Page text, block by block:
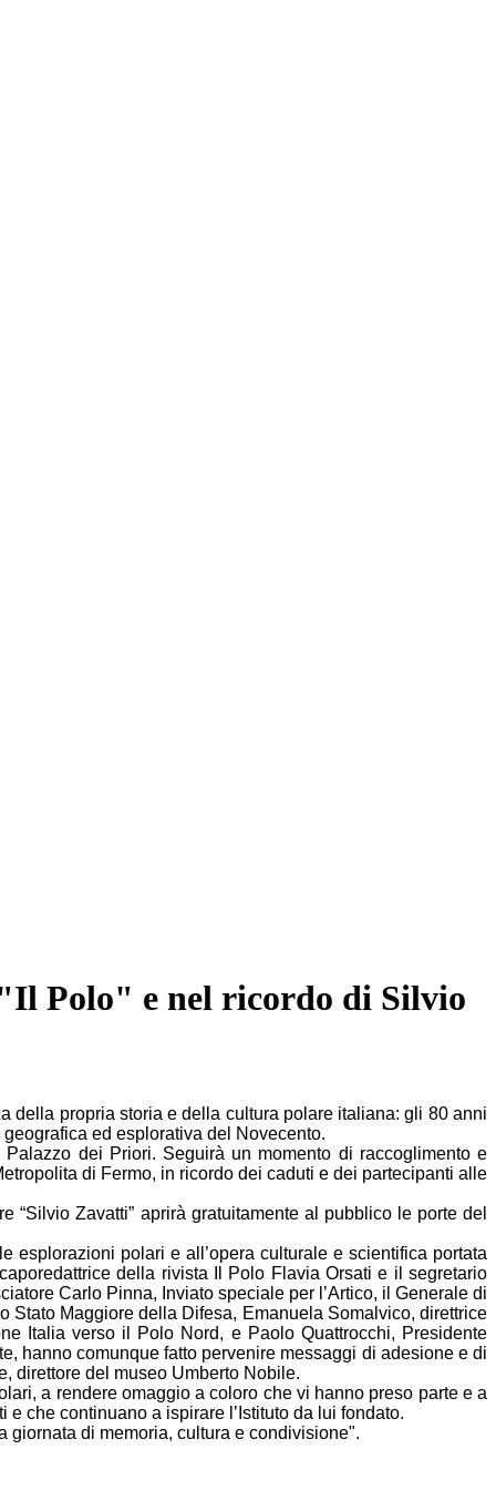
Polo" e nel ricordo di Silvio
della propria storia e della cultura polare italiana: gli 80 anni
ed esplorativa del Novecento.
dei Priori. Seguirà un momento di raccoglimento e
di Fermo, in ricordo dei caduti e dei partecipanti alle
Zavatti” aprirà gratuitamente al pubblico le porte del
esplorazioni polari e all’opera culturale e scientifica portata
della rivista Il Polo Flavia Orsati e il segretario
Carlo Pinna, Inviato speciale per l’Artico, il Generale di
Stato Maggiore della Difesa, Emanuela Somalvico, direttrice
Italia verso il Polo Nord, e Paolo Quattrocchi, Presidente
hanno comunque fatto pervenire messaggi di adesione e di
direttore del museo Umberto Nobile.
a rendere omaggio a coloro che vi hanno preso parte e a
che continuano a ispirare l’Istituto da lui fondato.
giornata di memoria, cultura e condivisione".